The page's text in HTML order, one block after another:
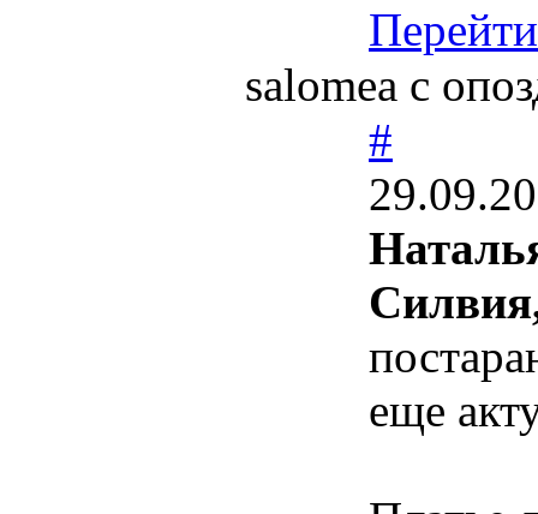
Перейти
salomea с
#
еще